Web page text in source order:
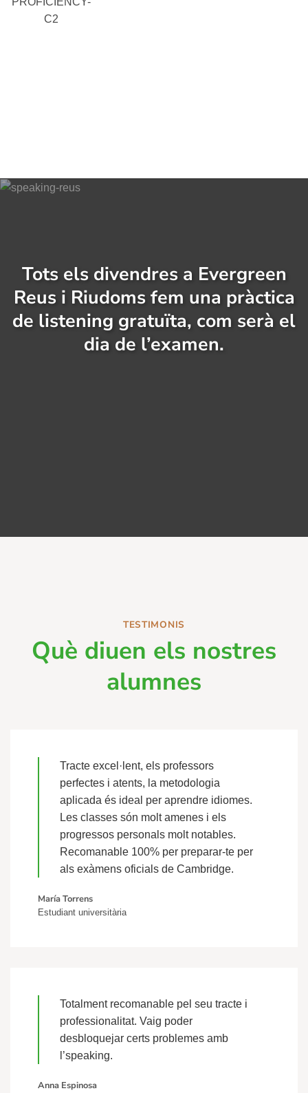
C2
Tots els divendres a Evergreen
Reus i Riudoms fem una pràctica
de listening gratuïta, com serà el
dia de l’examen.
TESTIMONIS
Què diuen els nostres
alumnes
Tracte excel·lent, els professors
perfectes i atents, la metodologia
aplicada és ideal per aprendre idiomes.
Les classes són molt amenes i els
progressos personals molt notables.
Recomanable 100% per preparar-te per
als exàmens oficials de Cambridge.
María Torrens
Estudiant universitària
Totalment recomanable pel seu tracte i
professionalitat. Vaig poder
desbloquejar certs problemes amb
l’speaking.
Anna Espinosa